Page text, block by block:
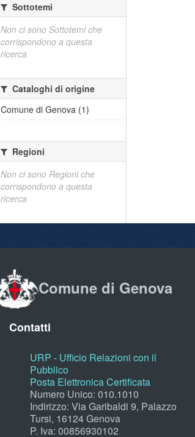
Sottotemi
Non ci sono Sottotemi che
corrispondono a questa
ricerca
Cataloghi di origine
Comune di Genova (1)
Regioni
Non ci sono Regioni che
corrispondono a questa
ricerca
Comune di Genova
Contatti
URP - Ufficio Relazioni con il
Pubblico
Posta Elettronica Certificata
Numero Unico: 010.1010
Indirizzo: Via Garibaldi 9, Palazzo
Tursi, 16124 Genova
P. Iva: 00856930102